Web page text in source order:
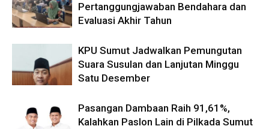
Pertanggungjawaban Bendahara dan
Evaluasi Akhir Tahun
KPU Sumut Jadwalkan Pemungutan
Suara Susulan dan Lanjutan Minggu
Satu Desember
Pasangan Dambaan Raih 91,61%,
Kalahkan Paslon Lain di Pilkada Sumut